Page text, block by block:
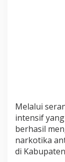
Melalui
intensif
berhasil
narkotika
di